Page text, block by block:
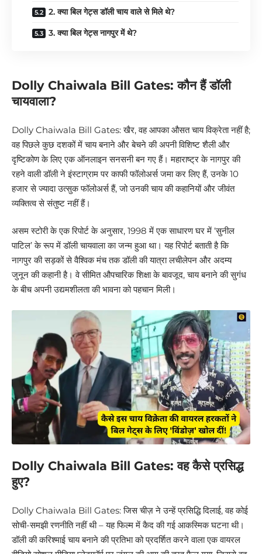
2. क्या बिल गेट्स डॉली चाय वाले से मिले थे?
3. क्या बिल गेट्स नागपुर में थे?
Dolly Chaiwala Bill Gates: कौन हैं डॉली
चायवाला?
Dolly Chaiwala Bill Gates: खैर, वह आपका औसत चाय विक्रेता नहीं है;
वह पिछले कुछ दशकों में चाय बनाने और बेचने की अपनी विशिष्ट शैली और
दृष्टिकोण के लिए एक ऑनलाइन सनसनी बन गए हैं। महाराष्ट्र के नागपुर की
रहने वाली डॉली ने इंस्टाग्राम पर काफी फॉलोअर्स जमा कर लिए हैं, उनके 10
हजार से ज्यादा उत्सुक फॉलोअर्स हैं, जो उनकी चाय की कहानियों और जीवंत
व्यक्तित्व से संतुष्ट नहीं हैं।
असम स्टोरी के एक रिपोर्ट के अनुसार, 1998 में एक साधारण घर में ‘सुनील
पाटिल’ के रूप में डॉली चायवाला का जन्म हुआ था। यह रिपोर्ट बताती है कि
नागपुर की सड़कों से वैश्विक मंच तक डॉली की यात्रा लचीलेपन और अदम्य
जुनून की कहानी है। वे सीमित औपचारिक शिक्षा के बावजूद, चाय बनाने की सुगंध
के बीच अपनी उद्यमशीलता की भावना को पहचान मिली।
Dolly Chaiwala Bill Gates: वह कैसे प्रसिद्ध
हुए?
Dolly Chaiwala Bill Gates: जिस चीज़ ने उन्हें प्रसिद्धि दिलाई, वह कोई
सोची-समझी रणनीति नहीं थी – यह फिल्म में कैद की गई आकस्मिक घटना थी।
डॉली की करिश्माई चाय बनाने की प्रतिभा को प्रदर्शित करने वाला एक वायरल